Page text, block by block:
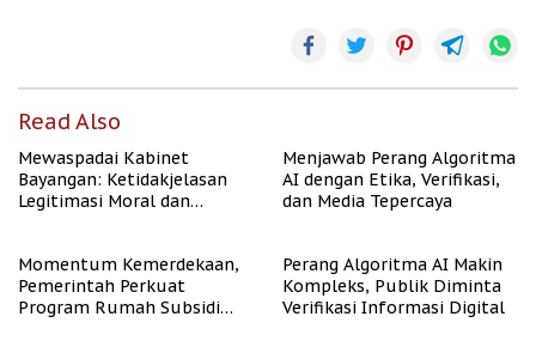
Read Also
Mewaspadai Kabinet
Bayangan: Ketidakjelasan
Legitimasi Moral dan
Menjawab Perang Algoritma
AI dengan Etika, Verifikasi,
dan Media Tepercaya
Momentum Kemerdekaan,
Pemerintah Perkuat
Program Rumah Subsidi
Perang Algoritma AI Makin
Kompleks, Publik Diminta
Verifikasi Informasi Digital